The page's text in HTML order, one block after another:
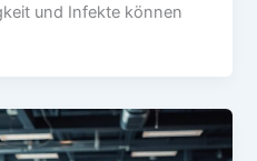
und Infekte können